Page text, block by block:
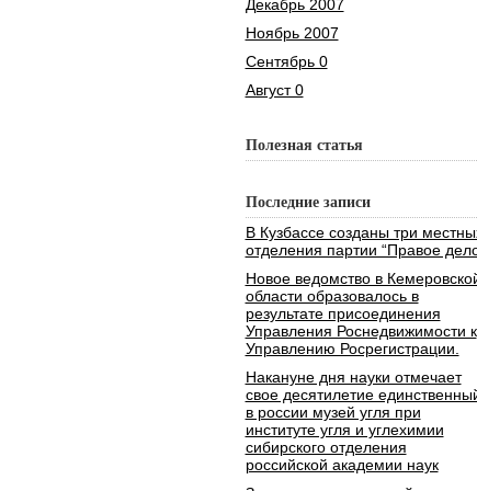
Декабрь 2007
Ноябрь 2007
Сентябрь 0
Август 0
Полезная статья
Последние записи
В Кузбассе созданы три
отделения партии “Правое
Новое ведомство в
области образовалось в
результате присоединения
Управления Роснедвижимости к
Управлению Росрегистрации.
Накануне дня науки отмечает
свое десятилетие
в россии музей угля при
институте угля и углехимии
сибирского отделения
российской академии наук